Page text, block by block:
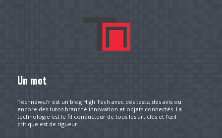
Un mot
Technews.fr est un blog High Tech avec des tests, des avis ou
encore des tutos branché innovation et objets connectés. La
technologie est le fil conducteur de tous les articles et l’œil
critique est de rigueur.